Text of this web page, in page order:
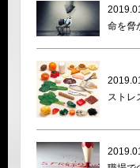
命を脅
ストレ